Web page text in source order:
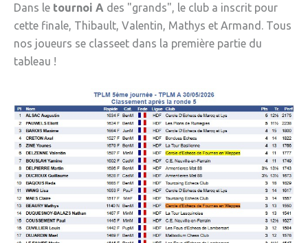
» Cercle d’Echecs
» Club de reliure
» Jpeuxpasjaichorale
» WAP - Weppes Arts Plastiques
» Wepp' Harmonie
» Mémoire
» Sports
» Association Fournoise Basket Club
Dans le tournoi A des "grands", le club a inscrit pour
cette finale, Thibault, Valentin, Mathys et Armand. Tous
nos joueurs se classeet dans la première partie du
tableau !